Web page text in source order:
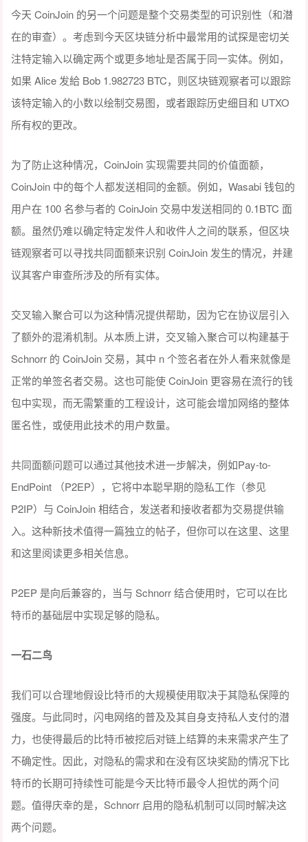
今天 CoinJoin 的另一个问题是整个交易类型的可识别性（和潜
在的审查）。考虑到今天区块链分析中最常用的试探是密切关
注特定输入以确定两个或更多地址是否属于同一实体。例如，
如果 Alice 发給 Bob 1.982723 BTC，则区块链观察者可以跟踪
该特定输入的小数以绘制交易图，或者跟踪历史细目和 UTXO
所有权的更改。
为了防止这种情况，CoinJoin 实现需要共同的价值面额，
CoinJoin 中的每个人都发送相同的金额。例如，Wasabi 钱包的
用户在 100 名参与者的 CoinJoin 交易中发送相同的 0.1BTC 面
额。虽然仍难以确定特定发件人和收件人之间的联系，但区块
链观察者可以寻找共同面额来识别 CoinJoin 发生的情况，并建
议其客户审查所涉及的所有实体。
交叉输入聚合可以为这种情况提供帮助，因为它在协议层引入
了额外的混淆机制。从本质上讲，交叉输入聚合可以构建基于
Schnorr 的 CoinJoin 交易，其中 n 个签名者在外人看来就像是
正常的单签名者交易。这也可能使 CoinJoin 更容易在流行的钱
包中实现，而无需繁重的工程设计，这可能会增加网络的整体
匿名性，或使用此技术的用户数量。
共同面额问题可以通过其他技术进一步解决，例如Pay-to-
EndPoint （P2EP），它将中本聪早期的隐私工作（参见
P2IP）与 CoinJoin 相结合，发送者和接收者都为交易提供输
入。这种新技术值得一篇独立的帖子，但你可以在这里、这里
和这里阅读更多相关信息。
P2EP 是向后兼容的，当与 Schnorr 结合使用时，它可以在比
特币的基础层中实现足够的隐私。
一石二鸟
我们可以合理地假设比特币的大规模使用取决于其隐私保障的
强度。与此同时，闪电网络的普及及其自身支持私人支付的潜
力，也使得最后的比特币被挖后对链上结算的未来需求产生了
不确定性。因此，对隐私的需求和在没有区块奖励的情况下比
特币的长期可持续性可能是今天比特币最令人担忧的两个问
题。值得庆幸的是，Schnorr 启用的隐私机制可以同时解决这
两个问题。